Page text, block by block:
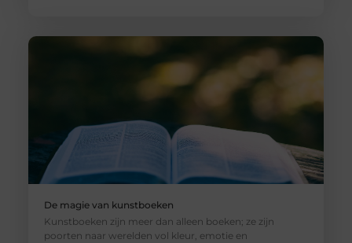
De magie van kunstboeken
Kunstboeken zijn meer dan alleen boeken; ze zijn
poorten naar werelden vol kleur, emotie en